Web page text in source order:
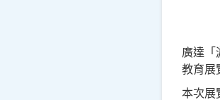
廣達「
教育展
本次展